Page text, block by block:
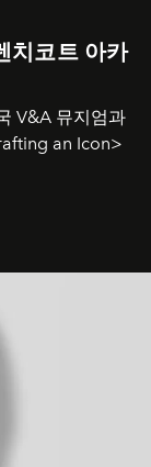
치코트 아카
V&A 뮤지엄과
an Icon>